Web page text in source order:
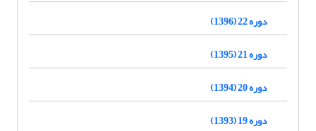
دوره 22 (1396)
دوره 21 (1395)
دوره 20 (1394)
دوره 19 (1393)